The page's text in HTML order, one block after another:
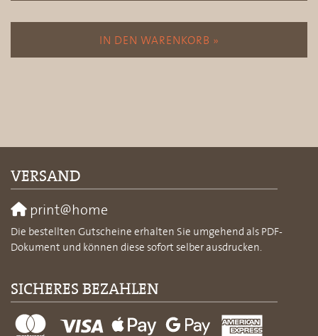
IN DEN WARENKORB »
VERSAND
print@home
Die bestellten Gutscheine erhalten Sie umgehend als PDF-
Dokument und können diese sofort selber ausdrucken.
SICHERES BEZAHLEN